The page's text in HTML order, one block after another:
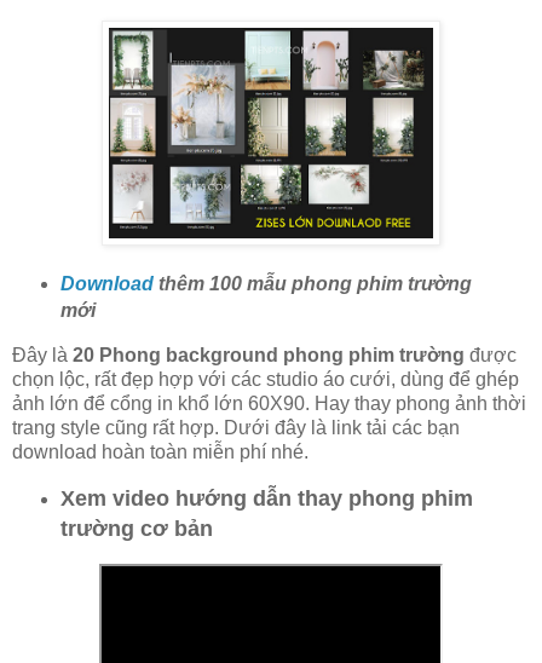
Downloadthêm 100 mẫu phong phim trường
mới
Đây là 20 Phong background phong phim trường được
chọn lộc, rất đẹp hợp với các studio áo cưới, dùng để ghép
ảnh lớn để cổng in khổ lớn 60X90. Hay thay phong ảnh thời
trang style cũng rất hợp. Dưới đây là link tải các bạn
download hoàn toàn miễn phí nhé.
Xem video hướng dẫn thay phong phim
trường cơ bản